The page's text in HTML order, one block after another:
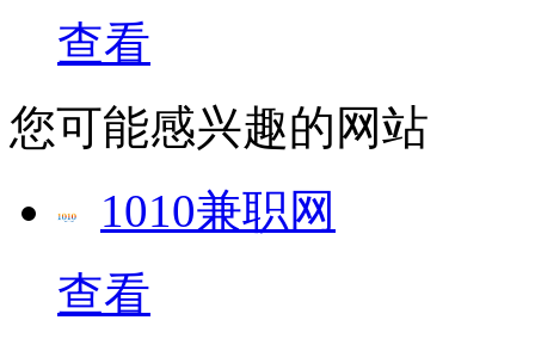
查看
您可能感兴趣的网站
1010兼职网
查看